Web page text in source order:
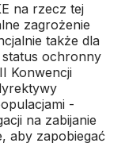
na rzecz tej
zagrożenie
także dla
ochronny
Konwencji
-
na zabijanie
aby zapobiegać